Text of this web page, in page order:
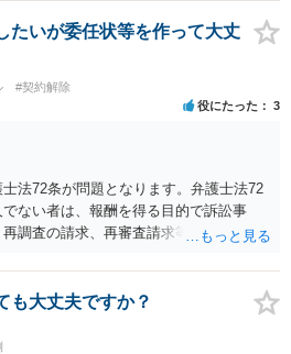
今後契約条件の見直しはあるかもしれま
賃料の支払いは必要ですので、ひとま
たいが委任状等を作って大丈
#契約解除
役にたった 3
法72条が問題となります。弁護士法72
ない者は、報酬を得る目的で訴訟事
調査の請求、再審査請求等行政庁に対
取り扱い、又はこれらの周旋をするこ
。ただし、この法律又は他の法律に別段
でない。」とのことから、報酬を得る
。なぜなら、弁護士法72条に違反しな
も大丈夫ですか？